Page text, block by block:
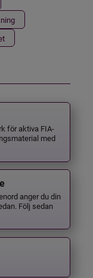
för aktiva FIA-
med
anger du din
Följ sedan